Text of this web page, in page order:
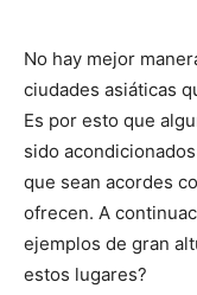
No hay mejor
ciudades asiáticas
Es por esto que
sido
que sean acordes
ofrecen. A
ejemplos de gran
estos lugares?